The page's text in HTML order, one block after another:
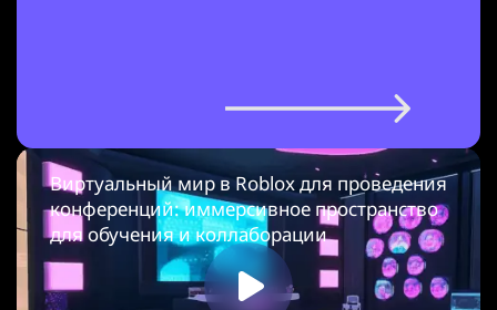
Виртуальный мир в Roblox для проведения
конференций: иммерсивное пространство
для обучения и коллаборации